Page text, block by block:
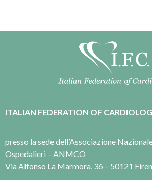
ITALIAN FEDERATION OF
presso la sede dell’Associazione
Ospedalieri – ANMCO
Via Alfonso La Marmora, 36 – 50121